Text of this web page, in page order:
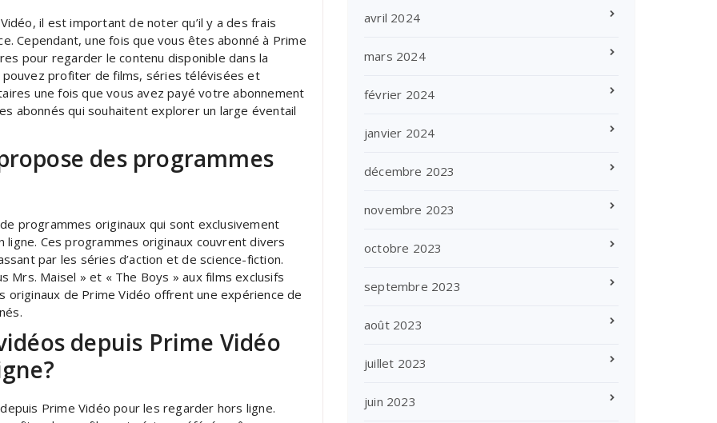
il est important de noter qu’il y a des frais
Cependant, une fois que vous êtes abonné à Prime
pour regarder le contenu disponible dans la
pouvez profiter de films, séries télévisées et
une fois que vous avez payé votre abonnement
abonnés qui souhaitent explorer un large éventail
des programmes
programmes originaux qui sont exclusivement
Ces programmes originaux couvrent divers
par les séries d’action et de science-fiction.
Mrs. Maisel » et « The Boys » aux films exclusifs
originaux de Prime Vidéo offrent une expérience de
depuis Prime Vidéo
Prime Vidéo pour les regarder hors ligne.
avril 2024
mars 2024
février 2024
janvier 2024
décembre 2023
novembre 2023
octobre 2023
septembre 2023
août 2023
juillet 2023
juin 2023